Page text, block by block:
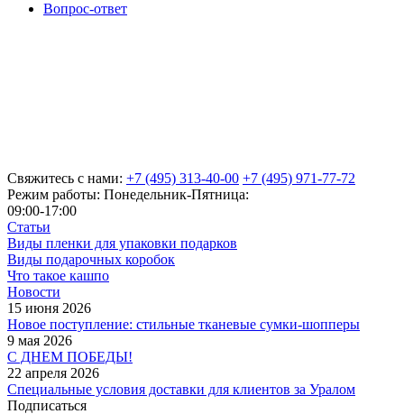
Вопрос-ответ
Свяжитесь с нами: +7 (495) 313-40-00 +7 (495) 971-77-72
Режим работы: Понедельник-Пятница:
09:00-17:00
Статьи
Виды пленки для упаковки подарков
Виды подарочных коробок
Что такое кашпо
Новости
15 июня 2026
Новое поступление: стильные тканевые сумки-шопперы
9 мая 2026
С ДНЕМ ПОБЕДЫ!
22 апреля 2026
Специальные условия доставки для клиентов за Уралом
Подписаться